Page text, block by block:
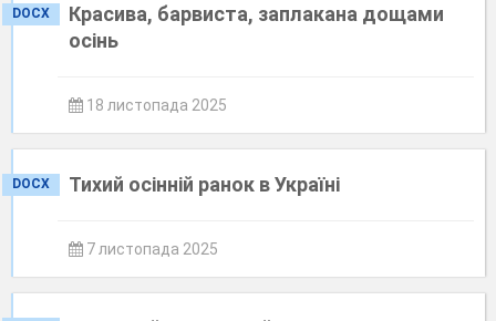
DOCX
Красива, барвиста, заплакана дощами
осінь
18 листопада 2025
DOCX Тихий осінній ранок в Україні
7 листопада 2025